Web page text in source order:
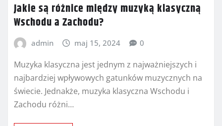
Jakie są różnice między muzyką klasyczną
Wschodu a Zachodu?
admin maj 15, 2024 0
Muzyka klasyczna jest jednym z najważniejszych i
najbardziej wpływowych gatunków muzycznych na
świecie. Jednakże, muzyka klasyczna Wschodu i
Zachodu różni…